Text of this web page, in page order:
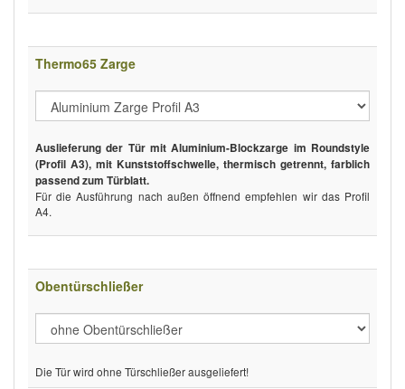
Thermo65 Zarge
Auslieferung der Tür mit Aluminium-Blockzarge im Roundstyle
(Profil A3), mit Kunststoffschwelle, thermisch getrennt, farblich
passend zum Türblatt.
Für die Ausführung nach außen öffnend empfehlen wir das Profil
A4.
Obentürschließer
Die Tür wird ohne Türschließer ausgeliefert!